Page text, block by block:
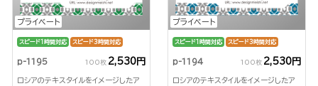
プライベート
スピード1時間対応 スピード3時間対応
p-1195 100枚 2,530円
ロシアのテキスタイルをイメージしたア
プライベート
スピード1時間対応 スピード3時間対応
p-1194 100枚 2,530円
ロシアのテキスタイルをイメージしたア